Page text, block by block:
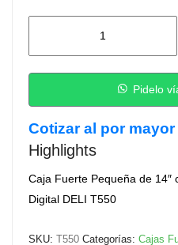
14"
cantidad
Pidelo
Cotizar al por mayor
Highlights
Caja Fuerte Pequeña de 14″
Digital DELI T550
SKU: T550 Categorías: Cajas